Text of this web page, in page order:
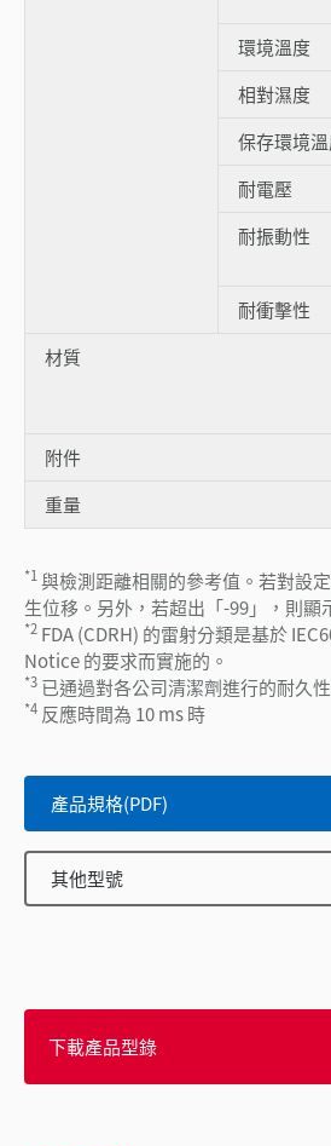
環境溫度
相對濕度
保存環境
耐電壓
耐振動性
耐衝擊性
材質
附件
重量
*1 與檢測距離相關的參考值。若對設
生位移。另外，若超出「-99」，則顯
*2 FDA (CDRH) 的雷射分類是基於
Notice 的要求而實施的。
*3 已通過對各公司清潔劑進行的耐久
*4 反應時間為 10 ms 時
產品規格(PDF)
其他型號
下載產品型錄